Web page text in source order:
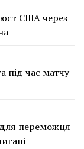
США через
під час матчу
переможця